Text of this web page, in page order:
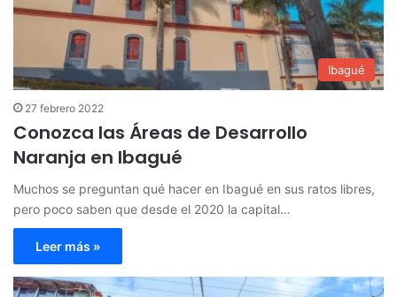
Ibagué
27 febrero 2022
Conozca las Áreas de Desarrollo
Naranja en Ibagué
Muchos se preguntan qué hacer en Ibagué en sus ratos libres,
pero poco saben que desde el 2020 la capital…
Leer más »